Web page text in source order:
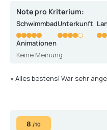
Note pro Kriterium:
Schwimmbad Unterkunft
Animationen
Keine Meinung
« Alles bestens! War sehr
8 /10